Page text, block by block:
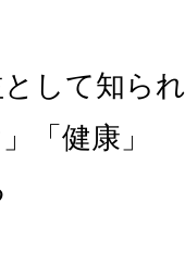
して知ら
「健康」